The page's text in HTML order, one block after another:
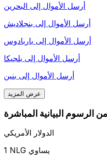
أرسل الأموال إلى البحرين
أرسل الأموال إلى بنجلاديش
أرسل الأموال إلى باربادوس
أرسل الأموال إلى بلجيكا
أرسل الأموال إلى بنين
عرض المزيد
الدولار الأمريكي
1 NLG يساوي